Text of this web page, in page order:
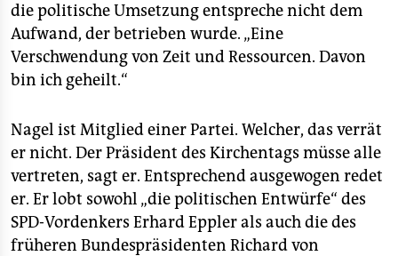
die politische Umsetzung entspreche nicht dem
Aufwand, der betrieben wurde. „Eine
Verschwendung von Zeit und Ressourcen. Davon
bin ich geheilt.“
Nagel ist Mitglied einer Partei. Welcher, das verrät
er nicht. Der Präsident des Kirchentags müsse alle
vertreten, sagt er. Entsprechend ausgewogen redet
er. Er lobt sowohl „die politischen Entwürfe“ des
SPD-Vordenkers Erhard Eppler als auch die des
früheren Bundespräsidenten Richard von